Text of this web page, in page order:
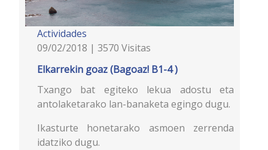
Actividades
09/02/2018 | 3570 Visitas
Elkarrekin goaz (Bagoaz! B1-4 )
Txango bat egiteko lekua adostu eta
antolaketarako lan-banaketa egingo dugu.
Ikasturte honetarako asmoen zerrenda
idatziko dugu.